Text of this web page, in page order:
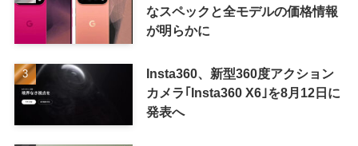
なスペックと全モデルの価格情報
が明らかに
Insta360、新型360度アクション
カメラ｢Insta360 X6｣を8月12日に
発表へ